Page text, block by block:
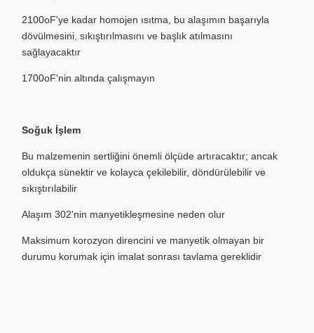
2100oF'ye kadar homojen ısıtma, bu alaşımın başarıyla
dövülmesini, sıkıştırılmasını ve başlık atılmasını
sağlayacaktır
1700oF'nin altında çalışmayın
Soğuk İşlem
Bu malzemenin sertliğini önemli ölçüde artıracaktır; ancak
oldukça sünektir ve kolayca çekilebilir, döndürülebilir ve
sıkıştırılabilir
Alaşım 302'nin manyetikleşmesine neden olur
Maksimum korozyon direncini ve manyetik olmayan bir
durumu korumak için imalat sonrası tavlama gereklidir